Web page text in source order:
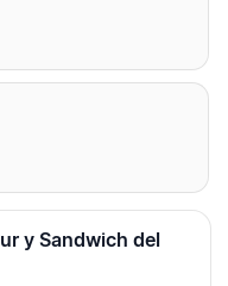
y Sandwich del